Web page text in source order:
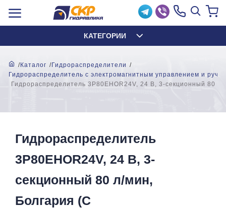
КАТЕГОРИИ
Каталог
Гидрораспределители
Гидрораспределитель с электромагнитным управлением и
Гидрораспределитель 3P80EHOR24V, 24 В, 3-секционный 80
Гидрораспределитель
3P80EHOR24V, 24 В, 3-
секционный 80 л/мин,
Болгария (С